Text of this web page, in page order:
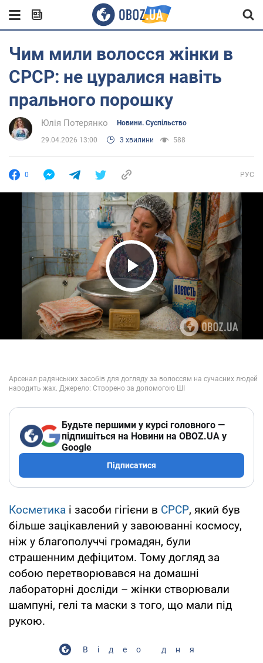
Чим мили волосся жінки в
СРСР: не цуралися навіть
прального порошку
Юлія Потерянко Новини. Суспільство
29.04.2026 13:00 3 хвилини 588
0 РУС
Play Video
Будьте першими у курсі головного —
підпишіться на Новини на OBOZ.UA у
Google
Підписатися
Косметика і засоби гігієни в СРСР, який був
більше зацікавлений у завоюванні космосу,
ніж у благополуччі громадян, були
страшенним дефіцитом. Тому догляд за
собою перетворювався на домашні
лабораторні досліди – жінки створювали
шампуні, гелі та маски з того, що мали під
рукою.
Відео дня